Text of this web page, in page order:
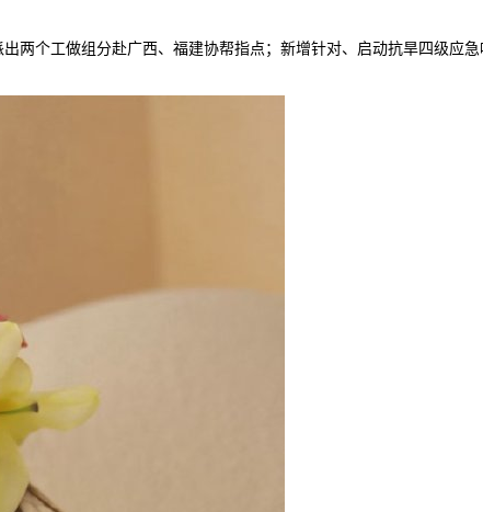
个工做组分赴广西、福建协帮指点；新增针对、启动抗旱四级应